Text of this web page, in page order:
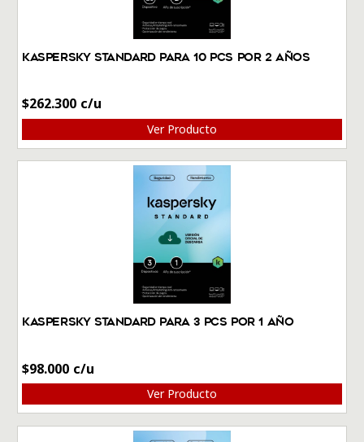
Kaspersky Standard Para 10 PCs por 2 Años
$262.300
Ver Producto
Kaspersky Standard Para 3 PCs por 1 Año
$98.000
Ver Producto